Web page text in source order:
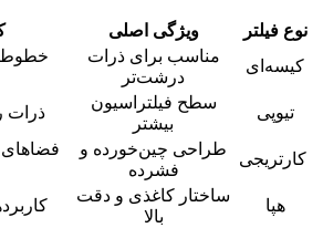
نوع فیلتر ویژگی اصلی
کیسه‌ای
مناسب برای ذرات
درشت‌تر
خطوط
تیوپی
سطح فیلتراسیون
بیشتر
ذرات
کارتریجی
طراحی چین‌خورده و
فشرده
فضاهای
هپا
ساختار کاغذی و دقت
بالا